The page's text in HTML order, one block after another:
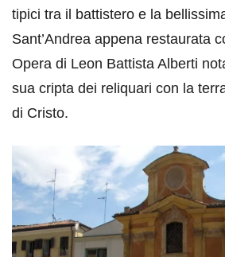
tipici tra il battistero e la
Sant’Andrea appena restaurata
Opera di Leon Battista Alberti
sua cripta dei reliquari con la
di Cristo.